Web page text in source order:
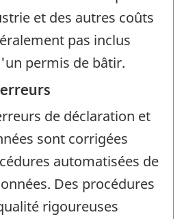
et des autres coûts
pas inclus
permis de bâtir.
de déclaration et
sont corrigées
automatisées de
Des procédures
rigoureuses